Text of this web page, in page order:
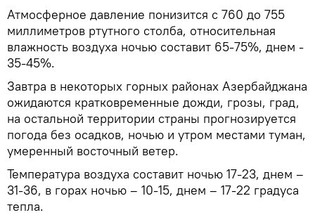
Атмосферное давление понизится с 760 до 755
миллиметров ртутного столба, относительная
влажность воздуха ночью составит 65-75%, днем -
35-45%.
Завтра в некоторых горных районах Азербайджана
ожидаются кратковременные дожди, грозы, град,
на остальной территории страны прогнозируется
погода без осадков, ночью и утром местами туман,
умеренный восточный ветер.
Температура воздуха составит ночью 17-23, днем –
31-36, в горах ночью – 10-15, днем – 17-22 градуса
тепла.